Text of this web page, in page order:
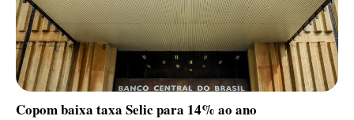
Copom baixa taxa Selic para 14% ao ano